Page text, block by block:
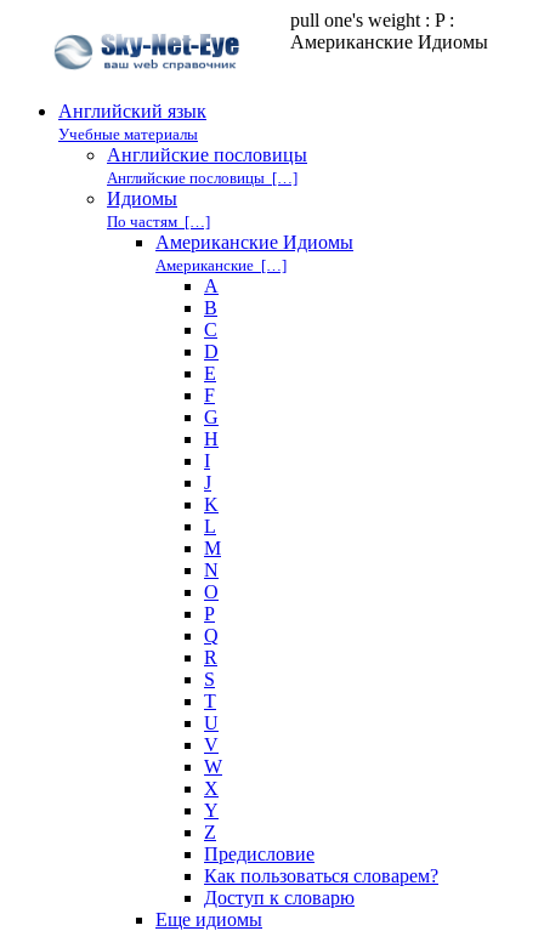
pull one's weight : P :
Американские Идиомы
Английский язык
Учебные материалы
Английские пословицы
Английские пословицы […]
Идиомы
По частям […]
Американские Идиомы
Американские […]
A
B
C
D
E
F
G
H
I
J
K
L
M
N
O
P
Q
R
S
T
U
V
W
X
Y
Z
Предисловие
Как пользоваться словарем?
Доступ к словарю
Еще идиомы